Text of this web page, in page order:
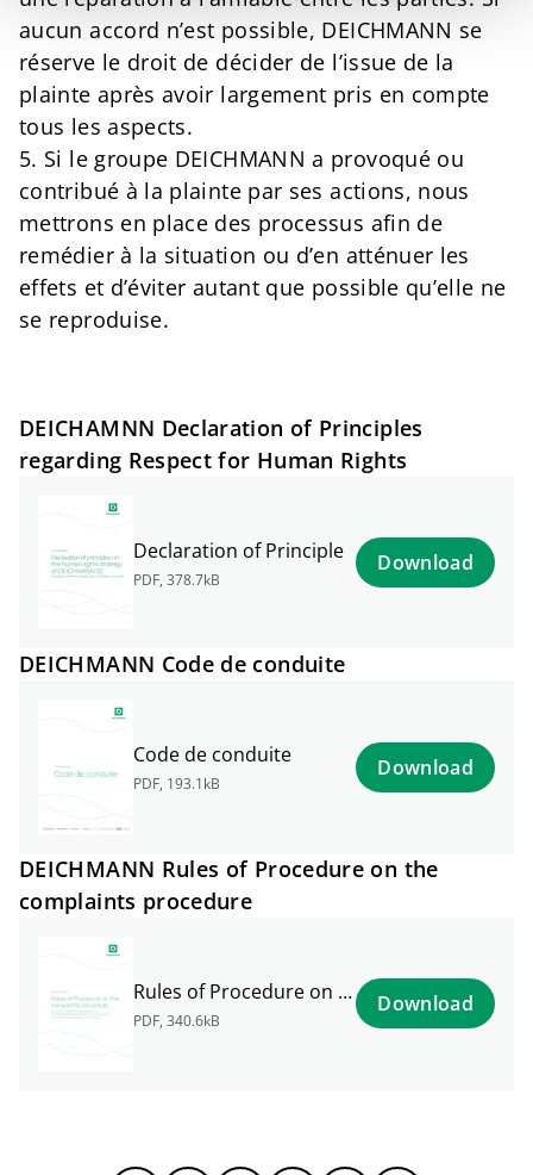
aucun accord n’est possible, DEICHMANN se
réserve le droit de décider de l’issue de la
plainte après avoir largement pris en compte
tous les aspects.
5. Si le groupe DEICHMANN a provoqué ou
contribué à la plainte par ses actions, nous
mettrons en place des processus afin de
remédier à la situation ou d’en atténuer les
effets et d’éviter autant que possible qu’elle ne
se reproduise.
DEICHAMNN Declaration of Principles
regarding Respect for Human Rights
Declaration of Principle
PDF, 378.7kB
Download
DEICHMANN Code de conduite
Code de conduite
PDF, 193.1kB
Download
DEICHMANN Rules of Procedure on the
complaints procedure
Rules of Procedure on the complaints procedure
PDF, 340.6kB
Download